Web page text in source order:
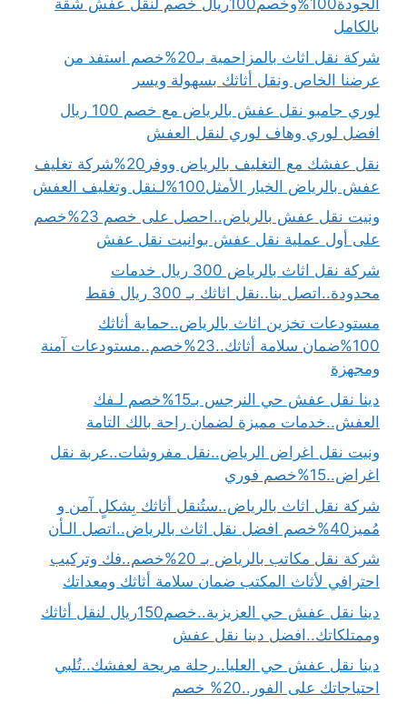
الجودة100%وخصم100ريال خصم لنقل عفش شقة
بالكامل
شركة نقل اثاث بالمزاحمية بـ20%خصم استفد من
عرضنا الخاص ونقل أثاثك بسهولة ويسر
لوري جامبو نقل عفش بالرياض مع خصم 100 ريال
افضل لوري وهاف لوري لنقل العفش
نقل عفشك مع التغليف بالرياض ووفر20%شركة تغليف
عفش بالرياض الخيار الأمثل100%لـنقل وتغليف العفش
ونيت نقل عفش بالرياض..احصل على خصم 23%خصم
على أول عملية نقل عفش بوانيت نقل عفش
شركة نقل اثاث بالرياض 300 ريال خدمات
محدودة..اتصل بنا..نقل اثاثك بـ 300 ريال فقط
مستودعات تخزين اثاث بالرياض..حماية أثاثك
100%ضمان سلامة أثاثك..23%خصم..مستودعات آمنة
ومجهزة
دينا نقل عفش حي النرجس بـ15%خصم لـفك
العفش..خدمات مميزة لضمان راحة بالك التامة
ونيت نقل اغراض الرياض..نقل مفروشات..عربة نقل
اغراض..15%خصم فوري
شركة نقل اثاث بالرياض..ستُنقل أثاثك بِشكلٍ آمن و
مُميز40%خصم افضل نقل اثاث بالرياض..اتصل الـأن
شركة نقل مكاتب بالرياض بـ 20%خصم..فك وتركيب
احترافي لأثاث المكتب ضمان سلامة أثاثك ومعداتك
دينا نقل عفش حي العزيزية..خصم150ريال لنقل أثاثك
وممتلكاتك..افضل دينا نقل عفش
دينا نقل عفش حي العليا..رحلة مريحة لعفشك..تُلبي
احتياجاتك على الفور..20% خصم